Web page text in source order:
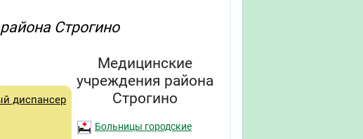
Строгино
диспансер
Медицинские
учреждения района
Строгино
Больницы городские